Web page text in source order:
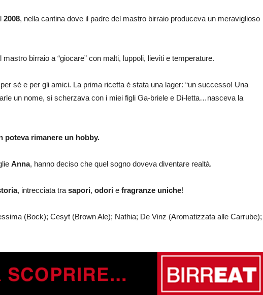
2008, nella cantina dove il padre del mastro birraio produceva un meraviglioso
mastro birraio a “giocare” con malti, luppoli, lieviti e temperature.
sé e per gli amici. La prima ricetta è stata una lager: “un successo! Una
un nome, si scherzava con i miei figli Ga-briele e Di-letta…nasceva la
poteva rimanere un hobby.
Anna, hanno deciso che quel sogno doveva diventare realtà.
, intrecciata tra sapori, odori e fragranze uniche!
(Bock); Cesyt (Brown Ale); Nathia; De Vinz (Aromatizzata alle Carrube);